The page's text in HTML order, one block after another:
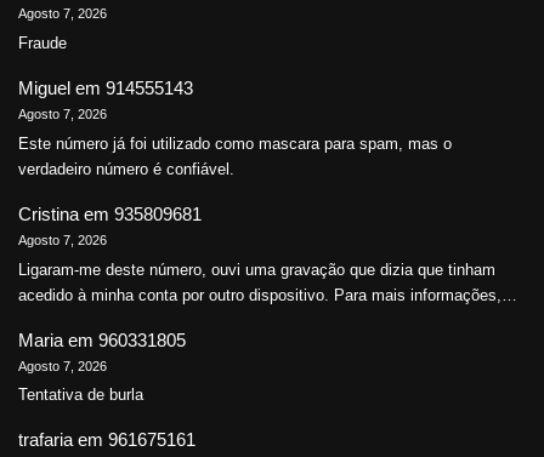
Agosto 7, 2026
Fraude
Miguel em 914555143
Agosto 7, 2026
Este número já foi utilizado como mascara para spam, mas o
verdadeiro número é confiável.
Cristina em 935809681
Agosto 7, 2026
Ligaram-me deste número, ouvi uma gravação que dizia que tinham
acedido à minha conta por outro dispositivo. Para mais informações,…
Maria em 960331805
Agosto 7, 2026
Tentativa de burla
trafaria em 961675161